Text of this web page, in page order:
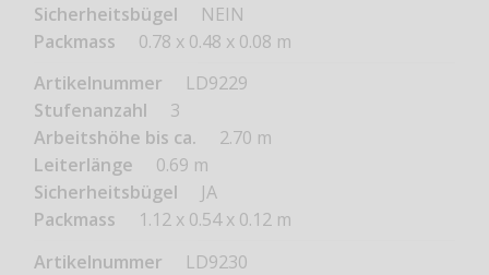
NEIN
0.78 x 0.48 x 0.08 m
LD9229
3
2.70 m
0.69 m
JA
1.12 x 0.54 x 0.12 m
LD9230